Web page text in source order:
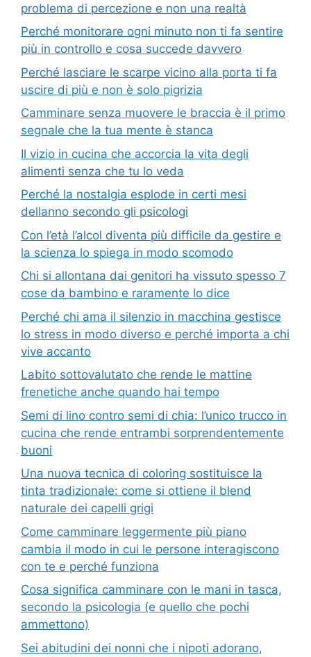
problema di percezione e non una realtà
Perché monitorare ogni minuto non ti fa sentire
più in controllo e cosa succede davvero
Perché lasciare le scarpe vicino alla porta ti fa
uscire di più e non è solo pigrizia
Camminare senza muovere le braccia è il primo
segnale che la tua mente è stanca
Il vizio in cucina che accorcia la vita degli
alimenti senza che tu lo veda
Perché la nostalgia esplode in certi mesi
dellanno secondo gli psicologi
Con l’età l’alcol diventa più difficile da gestire e
la scienza lo spiega in modo scomodo
Chi si allontana dai genitori ha vissuto spesso 7
cose da bambino e raramente lo dice
Perché chi ama il silenzio in macchina gestisce
lo stress in modo diverso e perché importa a chi
vive accanto
Labito sottovalutato che rende le mattine
frenetiche anche quando hai tempo
Semi di lino contro semi di chia: l’unico trucco in
cucina che rende entrambi sorprendentemente
buoni
Una nuova tecnica di coloring sostituisce la
tinta tradizionale: come si ottiene il blend
naturale dei capelli grigi
Come camminare leggermente più piano
cambia il modo in cui le persone interagiscono
con te e perché funziona
Cosa significa camminare con le mani in tasca,
secondo la psicologia (e quello che pochi
ammettono)
Sei abitudini dei nonni che i nipoti adorano,